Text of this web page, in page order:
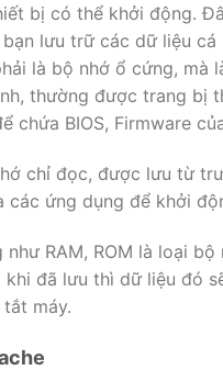
bị có thể khởi động.
lưu trữ các dữ liệu cá
là bộ nhớ ổ cứng, mà
thường được trang bị
chứa BIOS, Firmware
chỉ đọc, được lưu từ
các ứng dụng để khởi
như RAM, ROM là loại bộ
khi đã lưu thì dữ liệu đó
máy.